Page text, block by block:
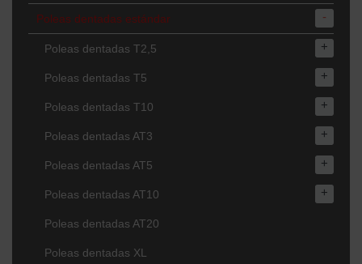
Poleas dentadas estándar -
Poleas dentadas T2,5 +
Poleas dentadas T5 +
Poleas dentadas T10 +
Poleas dentadas AT3 +
Poleas dentadas AT5 +
Poleas dentadas AT10 +
Poleas dentadas AT20
Poleas dentadas XL